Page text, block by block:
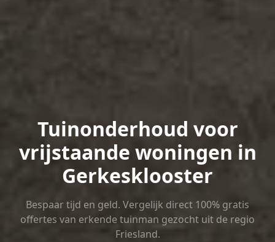
Tuinonderhoud voor
vrijstaande woningen in
Gerkesklooster
Bespaar tijd en geld. Vergelijk direct 100% gratis
offertes van erkende tuinman gezocht uit de regio
Friesland.